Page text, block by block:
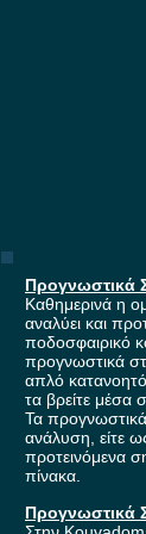
Προγνωστικά
Καθημερινά η
αναλύει και
ποδοσφαιρικό
προγνωστικά
απλό
τα βρείτε μέσα
Τα προγνωστικά
ανάλυση, είτε
προτεινόμενα
πίνακα.
Προγνωστικά